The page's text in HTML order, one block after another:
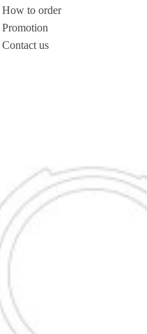
How to order
Promotion
Contact us